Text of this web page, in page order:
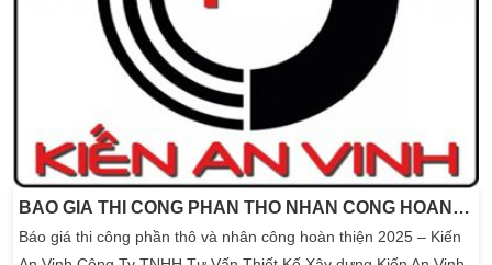
BÁO GIÁ THI CÔNG PHẦN THÔ NHÂN CÔNG HOÀN THIỆN 2025- KIẾN AN VINH
Báo giá thi công phần thô và nhân công hoàn thiện 2025 – Kiến